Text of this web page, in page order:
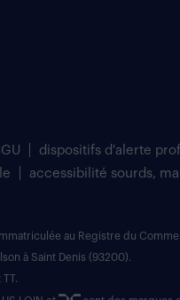
dispositifs d'alerte
accessibilité sourds,
au Registre du
à Saint Denis (93200).